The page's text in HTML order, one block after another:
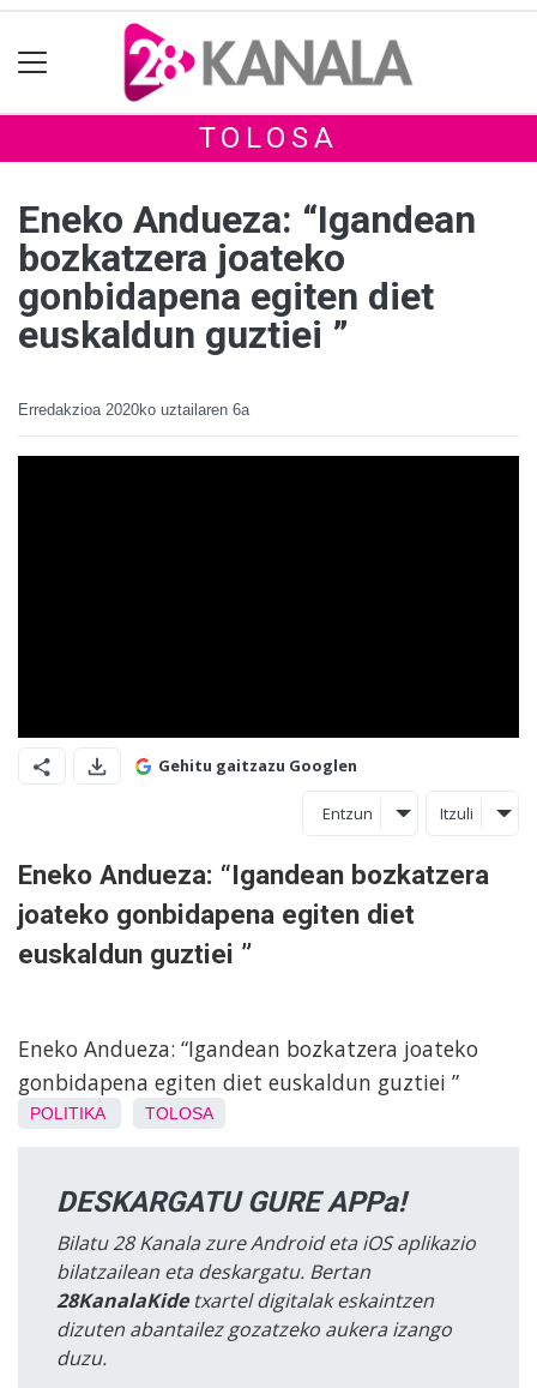
TOLOSA
Eneko Andueza: “Igandean
bozkatzera joateko
gonbidapena egiten diet
euskaldun guztiei ”
Erredakzioa 2020ko uztailaren 6a
Gehitu gaitzazu Googlen
Entzun Itzuli
Eneko Andueza: “Igandean bozkatzera
joateko gonbidapena egiten diet
euskaldun guztiei ”
Eneko Andueza: “Igandean bozkatzera joateko
gonbidapena egiten diet euskaldun guztiei ”
POLITIKA TOLOSA
DESKARGATU GURE APPa!
Bilatu 28 Kanala zure Android eta iOS aplikazio
bilatzailean eta deskargatu. Bertan
28KanalaKidetxartel digitalak eskaintzen
dizuten abantailez gozatzeko aukera izango
duzu.